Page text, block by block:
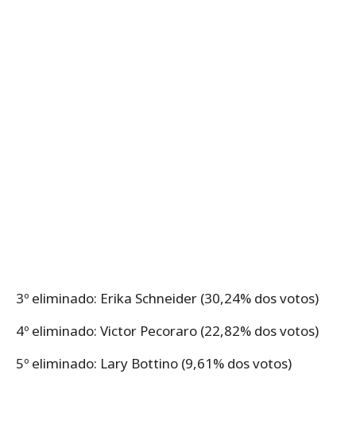
3º eliminado: Erika Schneider (30,24% dos votos)
4º eliminado: Victor Pecoraro (22,82% dos votos)
5º eliminado: Lary Bottino (9,61% dos votos)